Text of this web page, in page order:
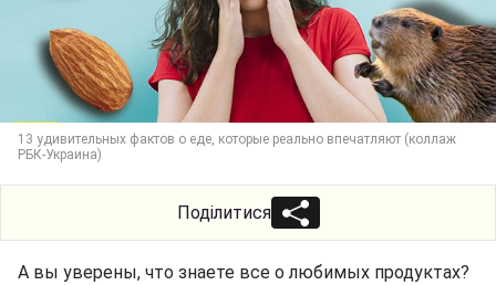
13 удивительных фактов о еде, которые реально впечатляют (коллаж
РБК-Украина)
Поділитися
А вы уверены, что знаете все о любимых продуктах?